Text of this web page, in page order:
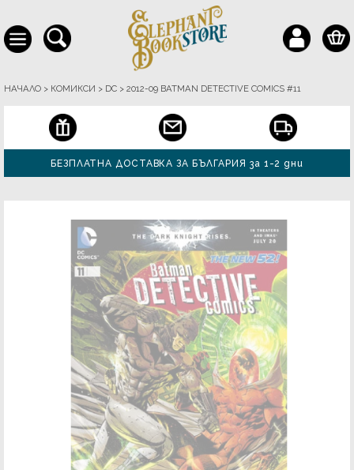
НАЧАЛО > КОМИКСИ > DC > 2012-09 BATMAN DETECTIVE COMICS #11
БЕЗПЛАТНА ДОСТАВКА ЗА БЪЛГАРИЯ за 1-2 дни